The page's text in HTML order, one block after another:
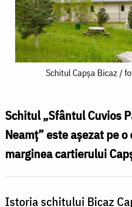
Schitul
/
foto:
Emil
Bănuți
Schitul Capșa Bicaz /
Schitul „Sfântul Cuvios
Neamț” este așezat pe
marginea cartierului
Istoria schitului Bicaz